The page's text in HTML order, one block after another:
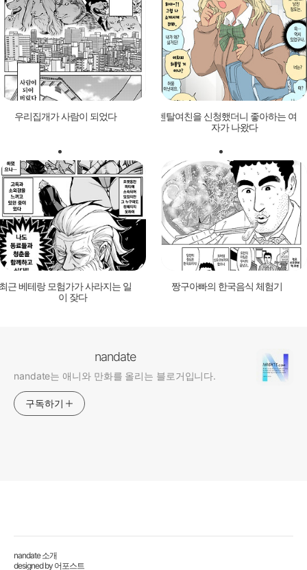
우리집개가 사람이 되었다
렌탈여친을 신청했더니 좋아하는 여
자가 나왔다
근 베테랑 모험가가 사라지는 일
이 잦다
짱구아빠의 한국음식 체험기
nandate
nandate는 애니와 만화를 올리는 블로거입니다.
구독하기
nandate 소개
designed by 어포스트